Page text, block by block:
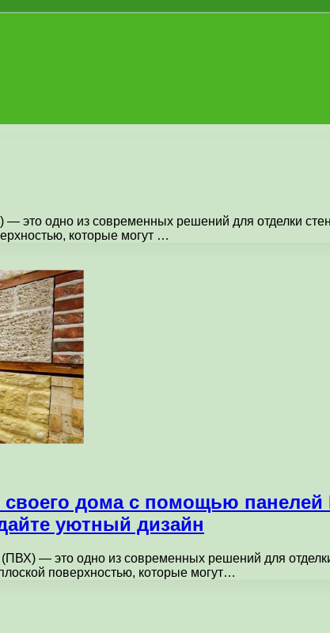
это одно из современных решений для отделки
которые могут …
своего дома с помощью
уютный дизайн
— это одно из современных решений для
поверхностью, которые могут…